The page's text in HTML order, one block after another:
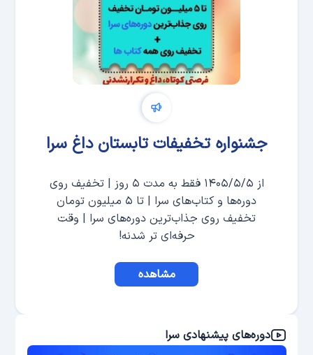
جشنواره تخفیفات تابستان داغ سرا
از ۱۴۰۵/۵/۵ فقط به مدت ۵ روز | تخفیف روی
دوره‌ها و کتاب‌های سرا | تا ۵ میلیون تومان
تخفیف روی جذاب‌ترین دوره‌های سرا | وقت
حرفه‌ای تر شدنه!
مشاهده
دوره‌های پیشنهادی سرا